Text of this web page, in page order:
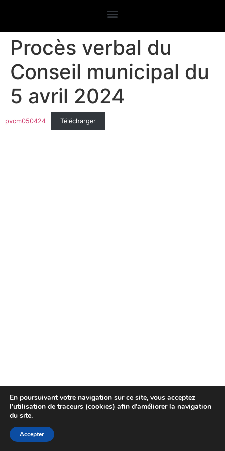
Procès verbal du
Conseil municipal du
5 avril 2024
pvcm050424 Télécharger
En poursuivant votre navigation sur ce site, vous acceptez
l'utilisation de traceurs (cookies) afin d'améliorer la navigation
du site.
Accepter